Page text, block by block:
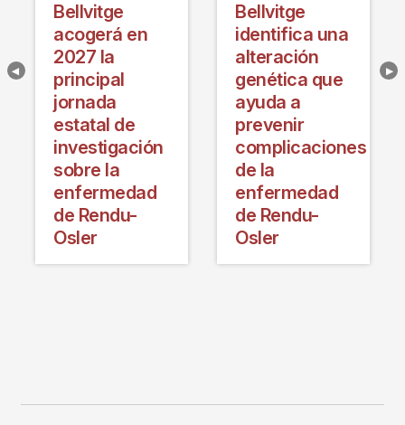
Bellvitge
acogerá en
2027 la
principal
jornada
estatal de
investigación
sobre la
enfermedad
de Rendu-
Osler
Bellvitge
identifica una
alteración
genética que
ayuda a
prevenir
complicaciones
de la
enfermedad
de Rendu-
Osler